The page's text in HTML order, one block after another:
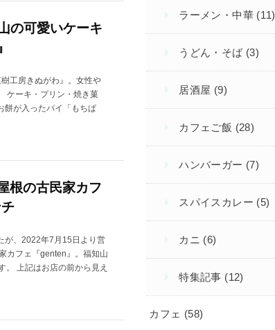
の可愛いケーキ
工房きぬがわ』。女性や
ケーキ・プリン・焼き菓
餅が入ったパイ「もちぱ
根の古民家カフ
が、2022年7月15日より営
カフェ『genten』。福知山
。 上記はお店の前から見え
ラーメン・中華 (11)
うどん・そば (3)
居酒屋 (9)
カフェご飯 (28)
ハンバーガー (7)
スパイスカレー (5)
カニ (6)
特集記事 (12)
カフェ (58)